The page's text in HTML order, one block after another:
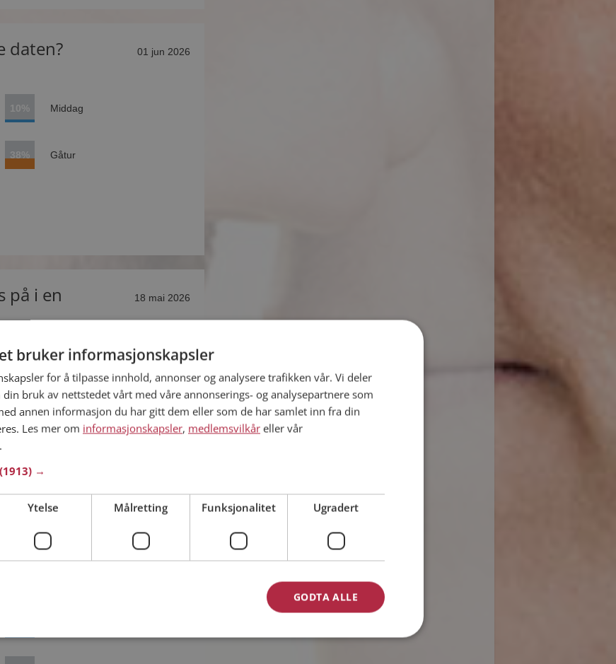
daten? 01 jun 2026
10% Middag
38% Gåtur
på i en
18 mai 2026
46% Trygghet
26% Omtanke
mai?
bruker informasjonskapsler
for å tilpasse innhold, annonser og analysere trafikken vår. Vi deler
bruk av nettstedet vårt med våre annonserings- og analysepartnere som
annen informasjon du har gitt dem eller som de har samlet inn fra din
Les mer om informasjonskapsler, medlemsvilkår eller vår
.
(1913) →
Ytelse Målretting Funksjonalitet Ugradert
GODTA ALLE